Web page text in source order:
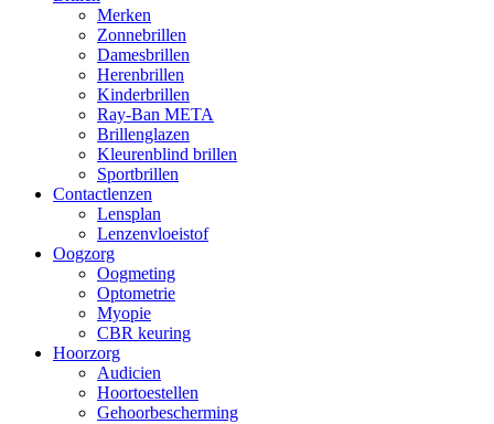
Merken
Zonnebrillen
Damesbrillen
Herenbrillen
Kinderbrillen
Ray-Ban META
Brillenglazen
Kleurenblind brillen
Sportbrillen
Contactlenzen
Lensplan
Lenzenvloeistof
Oogzorg
Oogmeting
Optometrie
Myopie
CBR keuring
Hoorzorg
Audicien
Hoortoestellen
Gehoorbescherming